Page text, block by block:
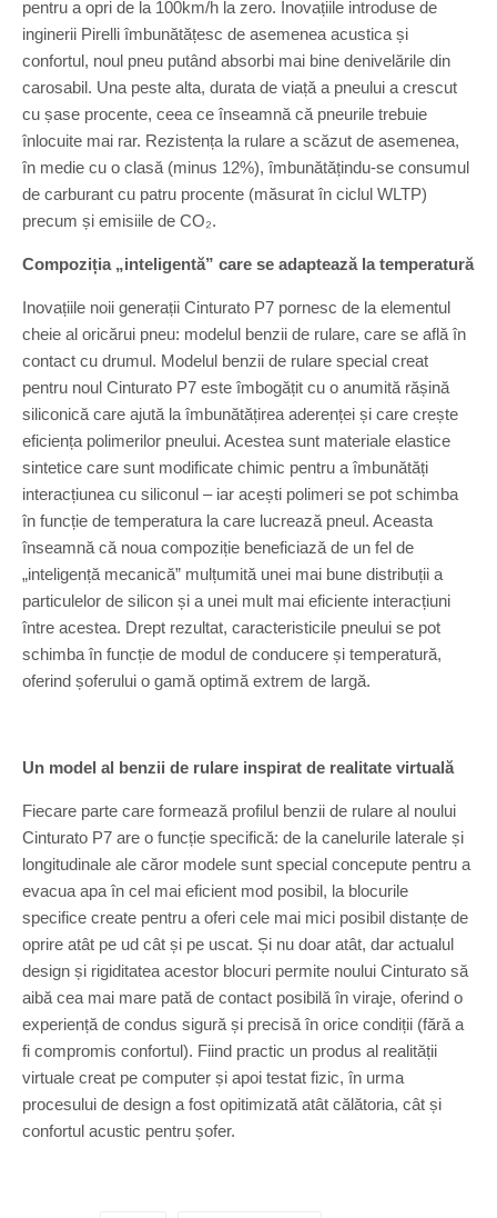
pentru a opri de la 100km/h la zero. Inovațiile introduse de
inginerii Pirelli îmbunătățesc de asemenea acustica și
confortul, noul pneu putând absorbi mai bine denivelările din
carosabil. Una peste alta, durata de viață a pneului a crescut
cu șase procente, ceea ce înseamnă că pneurile trebuie
înlocuite mai rar. Rezistența la rulare a scăzut de asemenea,
în medie cu o clasă (minus 12%), îmbunătățindu-se consumul
de carburant cu patru procente (măsurat în ciclul WLTP)
precum și emisiile de CO₂.
Compoziția „inteligentă” care se adaptează la temperatură
Inovațiile noii generații Cinturato P7 pornesc de la elementul
cheie al oricărui pneu: modelul benzii de rulare, care se află în
contact cu drumul. Modelul benzii de rulare special creat
pentru noul Cinturato P7 este îmbogățit cu o anumită rășină
siliconică care ajută la îmbunătățirea aderenței și care crește
eficiența polimerilor pneului. Acestea sunt materiale elastice
sintetice care sunt modificate chimic pentru a îmbunătăți
interacțiunea cu siliconul – iar acești polimeri se pot schimba
în funcție de temperatura la care lucrează pneul. Aceasta
înseamnă că noua compoziție beneficiază de un fel de
„inteligență mecanică” mulțumită unei mai bune distribuții a
particulelor de silicon și a unei mult mai eficiente interacțiuni
între acestea. Drept rezultat, caracteristicile pneului se pot
schimba în funcție de modul de conducere și temperatură,
oferind șoferului o gamă optimă extrem de largă.
Un model al benzii de rulare inspirat de realitate virtuală
Fiecare parte care formează profilul benzii de rulare al noului
Cinturato P7 are o funcție specifică: de la canelurile laterale și
longitudinale ale căror modele sunt special concepute pentru a
evacua apa în cel mai eficient mod posibil, la blocurile
specifice create pentru a oferi cele mai mici posibil distanțe de
oprire atât pe ud cât și pe uscat. Și nu doar atât, dar actualul
design și rigiditatea acestor blocuri permite noului Cinturato să
aibă cea mai mare pată de contact posibilă în viraje, oferind o
experiență de condus sigură și precisă în orice condiții (fără a
fi compromis confortul). Fiind practic un produs al realității
virtuale creat pe computer și apoi testat fizic, în urma
procesului de design a fost opitimizată atât călătoria, cât și
confortul acustic pentru șofer.